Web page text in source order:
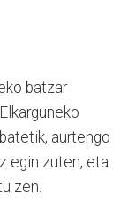
batzar
aurtengo
egin zuten, eta
zen.